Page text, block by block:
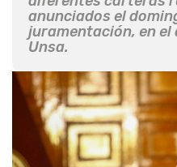
anunciados el
juramentación, en el
Unsa.